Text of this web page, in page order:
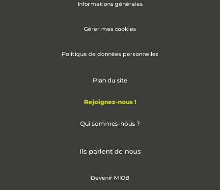
Informations générales
Gérer mes cookies
Politique de données personnelles
Plan du site
Rejoignez-nous !
Qui sommes-nous ?
Ils parlent de nous
Devenir MIOB